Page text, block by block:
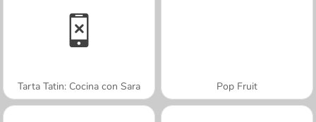
Tarta Tatin: Cocina con Sara Pop Fruit